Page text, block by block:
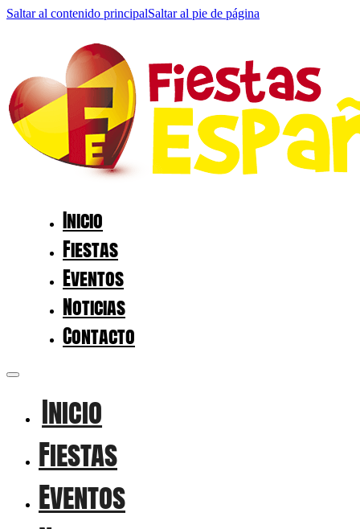
Saltar al contenido principalSaltar al pie de página
Inicio
Fiestas
Eventos
Noticias
Contacto
Inicio
Fiestas
Eventos